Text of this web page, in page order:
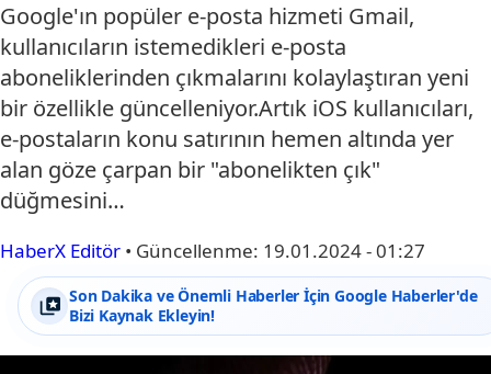
Google'ın popüler e-posta hizmeti Gmail,
kullanıcıların istemedikleri e-posta
aboneliklerinden çıkmalarını kolaylaştıran yeni
bir özellikle güncelleniyor.Artık iOS kullanıcıları,
e-postaların konu satırının hemen altında yer
alan göze çarpan bir "abonelikten çık"
düğmesini…
HaberX Editör • Güncellenme: 19.01.2024 - 01:27
Son Dakika ve Önemli Haberler İçin Google Haberler'de
Bizi Kaynak Ekleyin!